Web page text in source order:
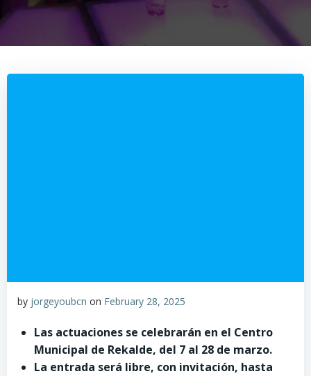
by jorgeyoubcn on February 28, 2025
Las actuaciones se celebrarán en el Centro
Municipal de Rekalde, del 7 al 28 de marzo.
La entrada será libre, con invitación, hasta